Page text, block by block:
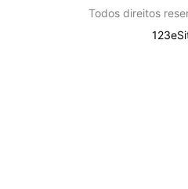
Todos direitos